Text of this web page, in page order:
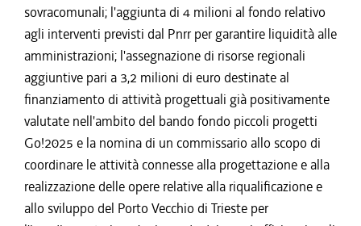
sovracomunali; l'aggiunta di 4 milioni al fondo relativo
agli interventi previsti dal Pnrr per garantire liquidità alle
amministrazioni; l'assegnazione di risorse regionali
aggiuntive pari a 3,2 milioni di euro destinate al
finanziamento di attività progettuali già positivamente
valutate nell'ambito del bando fondo piccoli progetti
Go!2025 e la nomina di un commissario allo scopo di
coordinare le attività connesse alla progettazione e alla
realizzazione delle opere relative alla riqualificazione e
allo sviluppo del Porto Vecchio di Trieste per